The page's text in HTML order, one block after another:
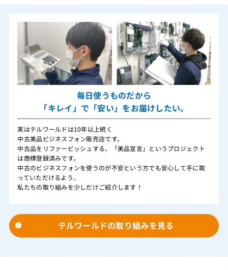
毎日使うものだから
「キレイ」で「安い」をお届けしたい。
実はテルワールドは10年以上続く
中古美品ビジネスフォン販売店です。
中古品をリファービッシュする、「美品宣言」というプロジェクト
は商標登録済みです。
中古のビジネスフォンを使うのが不安という方でも安心して手に取
っていただけるよう、
私たちの取り組みを少しだけご紹介します！
テルワールドの取り組みを見る